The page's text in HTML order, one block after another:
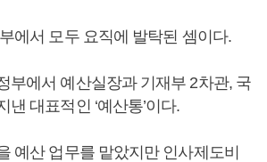
에서 모두 요직에 발탁된 셈이다.
부에서 예산실장과 기재부 2차관, 국
낸 대표적인 ‘예산통’이다.
예산 업무를 맡았지만 인사제도비